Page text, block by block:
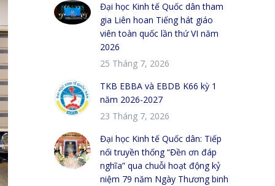
Đại học Kinh tế Quốc dân tham
gia Liên hoan Tiếng hát giáo
viên toàn quốc lần thứ VI năm
2026
25 Tháng 7, 2026
TKB EBBA và EBDB K66 kỳ 1
năm 2026-2027
23 Tháng 7, 2026
Đại học Kinh tế Quốc dân: Tiếp
nối truyền thống “Đền ơn đáp
nghĩa” qua chuỗi hoạt động kỷ
niệm 79 năm Ngày Thương binh